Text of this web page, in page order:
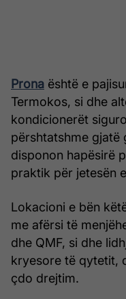
Prona është e
Termokos, si dhe
kondicionerët
përshtatshme gjatë
disponon hapësirë
praktik për jetesën
Lokacioni e bën
me afërsi të
dhe QMF, si dhe
kryesore të qytetit,
çdo drejtim.